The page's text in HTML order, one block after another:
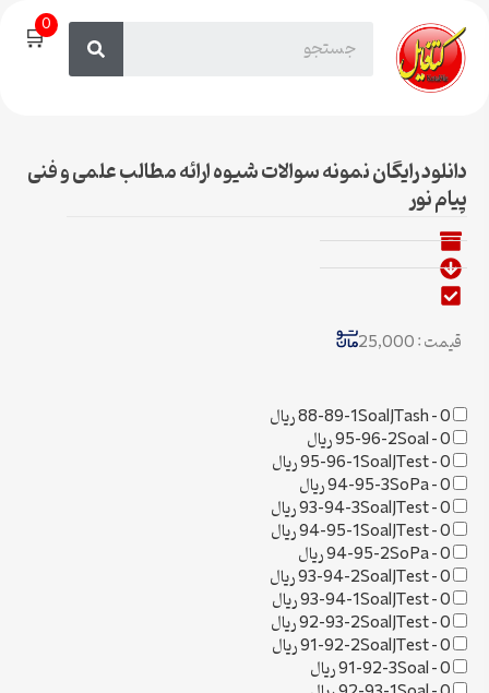
🛒0
دانلود رایگان نمونه سوالات شیوه ارائه مطالب علمی و فنی
پیام نور
قیمت : 25,000
88-89-1SoalJTash–0 ریال
95-96-2Soal–0 ریال
95-96-1SoalJTest–0 ریال
94-95-3SoPa–0 ریال
93-94-3SoalJTest–0 ریال
94-95-1SoalJTest–0 ریال
94-95-2SoPa–0 ریال
93-94-2SoalJTest–0 ریال
93-94-1SoalJTest–0 ریال
92-93-2SoalJTest–0 ریال
91-92-2SoalJTest–0 ریال
91-92-3Soal–0 ریال